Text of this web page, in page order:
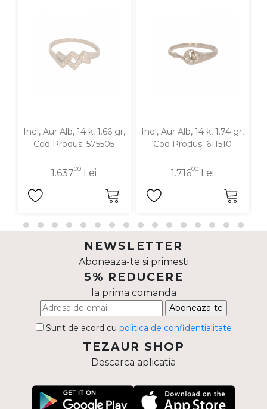
Inel, Aur Alb, 14 k, 1.66 gr,
Cod Produs: 575505
1.63700 Lei
Inel, Aur Alb, 14 k, 1.74 gr,
Cod Produs: 611510
1.71600 Lei
NEWSLETTER
Aboneaza-te si primesti
5% REDUCERE
la prima comanda
Aboneaza-te
Sunt de acord cu politica de confidentialitate
TEZAUR SHOP
Descarca aplicatia